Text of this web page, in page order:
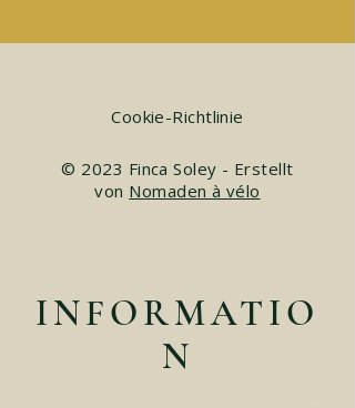
Cookie-Richtlinie
© 2023 Finca Soley - Erstellt
von Nomaden à vélo
INFORMATIO
N